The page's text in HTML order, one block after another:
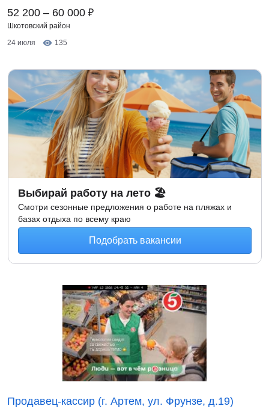
52 200 – 60 000 ₽
Шкотовский район
24 июля
135
Выбирай работу на лето 🏖
Смотри сезонные предложения о работе на пляжах и
базах отдыха по всему краю
Подобрать вакансии
Продавец-кассир (г. Артем, ул. Фрунзе, д.19)